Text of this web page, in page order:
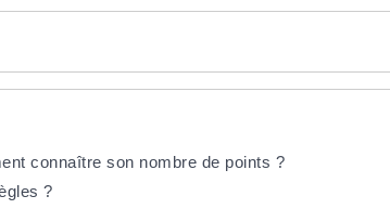
connaître son nombre de points ?
?